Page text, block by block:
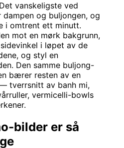
Det vanskeligste ved
og buljongen, og
i omtrent ett minutt.
mot en mørk bakgrunn,
i løpet av de
og styl en
Den samme buljong-
bærer resten av en
tverrsnitt av banh mi,
vermicelli-bowls
bilder er så